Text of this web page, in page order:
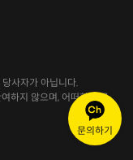
사자가 아닙니다.
하지 않으며, 어떠한 의무
문의하기